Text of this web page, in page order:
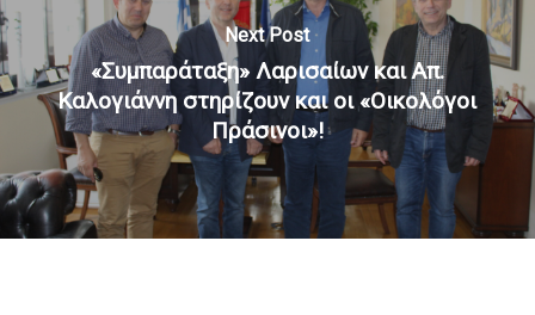
Next Post
«Συμπαράταξη» Λαρισαίων και Απ.
Καλογιάννη στηρίζουν και οι «Οικολόγοι
Πράσινοι»!